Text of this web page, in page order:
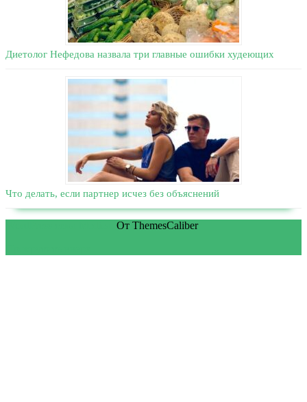
Диетолог Нефедова назвала три главные ошибки худеющих
Что делать, если партнер исчез без объяснений
От ThemesCaliber